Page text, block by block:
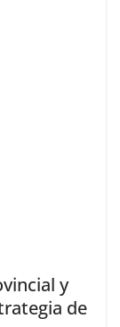
y
de